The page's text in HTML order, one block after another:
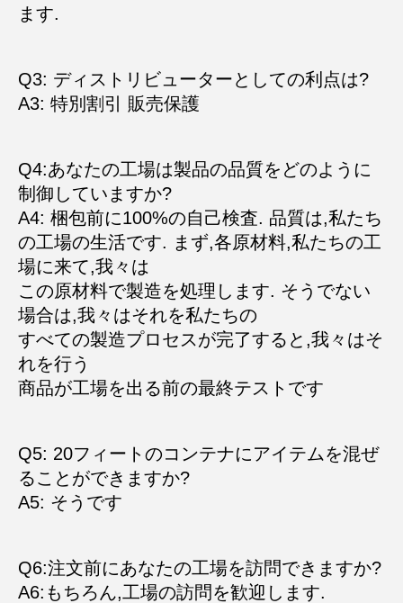
ます.
Q3: ディストリビューターとしての利点は?
A3: 特別割引 販売保護
Q4:あなたの工場は製品の品質をどのように
制御していますか?
A4: 梱包前に100%の自己検査. 品質は,私たち
の工場の生活です. まず,各原材料,私たちの工
場に来て,我々は
この原材料で製造を処理します. そうでない
場合は,我々はそれを私たちの
すべての製造プロセスが完了すると,我々はそ
れを行う
商品が工場を出る前の最終テストです
Q5: 20フィートのコンテナにアイテムを混ぜ
ることができますか?
A5: そうです
Q6:注文前にあなたの工場を訪問できますか?
A6:もちろん,工場の訪問を歓迎します.